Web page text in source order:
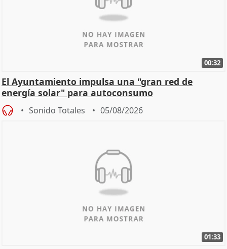
00:32
El Ayuntamiento impulsa una "gran red de
energía solar" para autoconsumo
Sonido Totales 05/08/2026
01:33